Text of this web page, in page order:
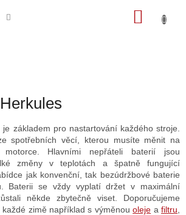
základem pro nastartování každého stroje.
spotřebních věcí, kterou musíte měnit na
Hlavními nepřáteli baterií jsou
změny v teplotách a špatně fungující
jak konvenční, tak bezúdržbové baterie
Baterii se vždy vyplatí držet v maximální
někde zbytečně viset. Doporučujeme
každé zimě například s výměnouoleje afiltru